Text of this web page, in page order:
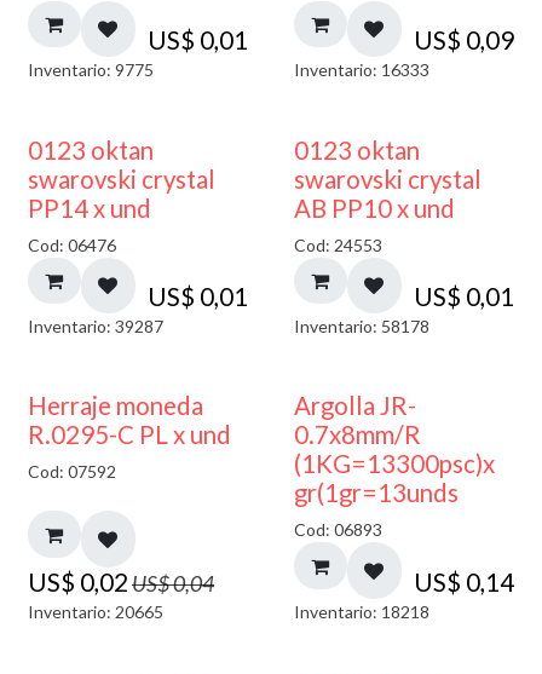
US$ 0,01
Inventario: 9775
US$ 0,09
Inventario: 16333
0123 oktan
swarovski crystal
PP14 x und
Cod: 06476
US$ 0,01
Inventario: 39287
0123 oktan
swarovski crystal
AB PP10 x und
Cod: 24553
US$ 0,01
Inventario: 58178
50% DESCUENTO
Herraje moneda
R.0295-C PL x und
Cod: 07592
US$ 0,02US$0,04
Inventario: 20665
Argolla JR-
0.7x8mm/R
(1KG=13300psc)x
gr(1gr=13unds
Cod: 06893
US$ 0,14
Inventario: 18218